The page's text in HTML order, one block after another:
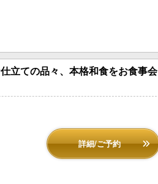
立ての品々、本格和食をお食事会
詳細/ご予約